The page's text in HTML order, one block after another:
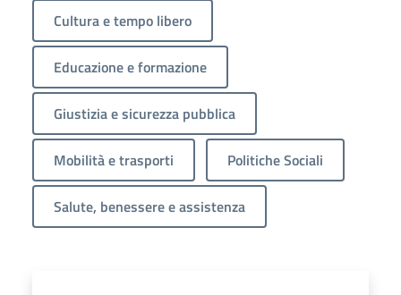
Cultura e tempo libero
Educazione e formazione
Giustizia e sicurezza pubblica
Mobilità e trasporti Politiche Sociali
Salute, benessere e assistenza